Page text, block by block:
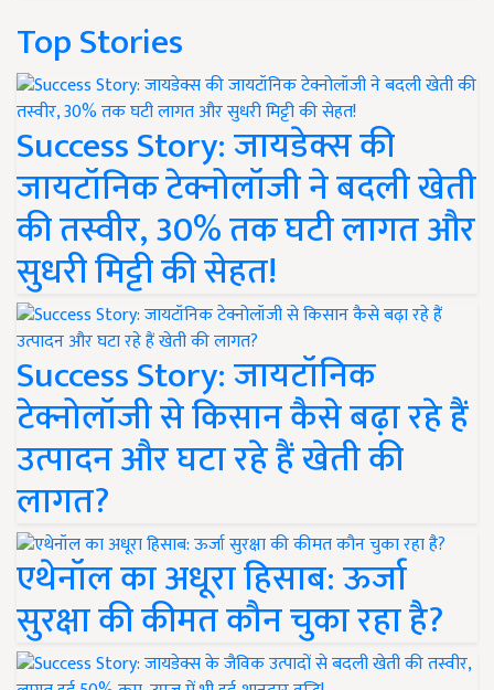
Top Stories
Success Story: जायडेक्स की
जायटॉनिक टेक्नोलॉजी ने बदली खेती
की तस्वीर, 30% तक घटी लागत और
सुधरी मिट्टी की सेहत!
Success Story: जायटॉनिक
टेक्नोलॉजी से किसान कैसे बढ़ा रहे हैं
उत्पादन और घटा रहे हैं खेती की
लागत?
एथेनॉल का अधूरा हिसाब: ऊर्जा
सुरक्षा की कीमत कौन चुका रहा है?